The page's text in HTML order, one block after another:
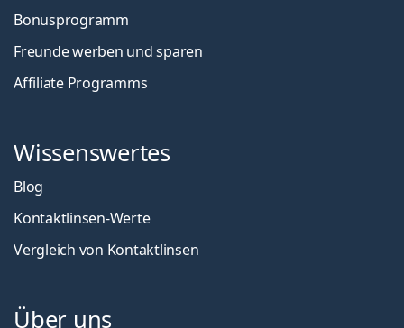
Bonusprogramm
Freunde werben und sparen
Affiliate Programms
Wissenswertes
Blog
Kontaktlinsen-Werte
Vergleich von Kontaktlinsen
Über uns